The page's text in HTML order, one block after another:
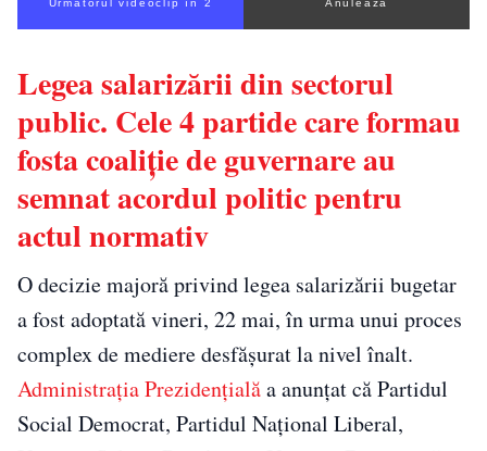
Următorul videoclip în 1 Anulează
Legea salarizării din sectorul
public. Cele 4 partide care formau
fosta coaliție de guvernare au
semnat acordul politic pentru
actul normativ
O decizie majoră privind legea salarizării bugetar
a fost adoptată vineri, 22 mai, în urma unui proces
complex de mediere desfășurat la nivel înalt.
Administrația Prezidențialăa anunțat că Partidul
Social Democrat, Partidul Național Liberal,